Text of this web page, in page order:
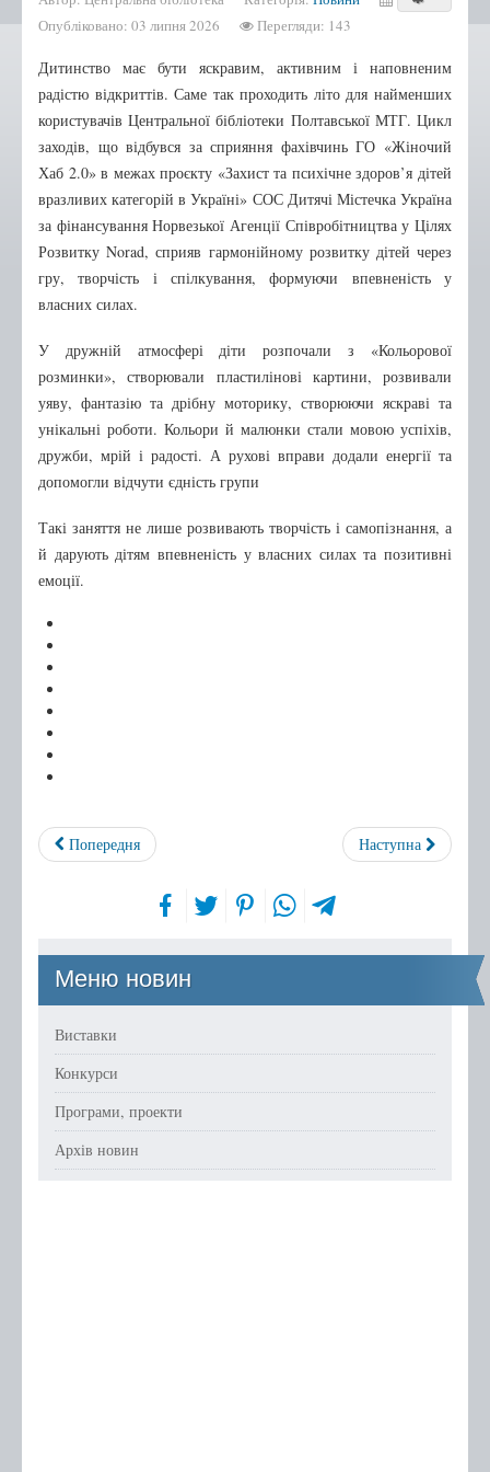
Бібліотека-філія №2
Бібліотека-філія №4
Бібліотека-філія №5
Бібліотека-філія №6
Бібліотека-філія №7
Бібліотека-філія №9
Бібліотека-філія №10
Бібліотека-філія №12
Нові надходження
Афіша
Відео
Про нас
Правила користування
Опубліковано: 03 липня 2026
Перегляди: 143
Дитинство має бути яскравим, активним і наповненим
радістю відкриттів. Саме так проходить літо для найменших
користувачів Центральної бібліотеки Полтавської МТГ. Цикл
заходів, що відбувся за сприяння фахівчинь ГО «Жіночий
Хаб 2.0» в межах проєкту «Захист та психічне здоров’я дітей
вразливих категорій в Україні» СОС Дитячі Містечка Україна
за фінансування Норвезької Агенції Співробітництва у Цілях
Розвитку Norad, сприяв гармонійному розвитку дітей через
гру, творчість і спілкування, формуючи впевненість у
власних силах.
У дружній атмосфері діти розпочали з «Кольорової
розминки», створювали пластилінові картини, розвивали
уяву, фантазію та дрібну моторику, створюючи яскраві та
унікальні роботи. Кольори й малюнки стали мовою успіхів,
дружби, мрій і радості. А рухові вправи додали енергії та
допомогли відчути єдність групи
Такі заняття не лише розвивають творчість і самопізнання, а
й дарують дітям впевненість у власних силах та позитивні
емоції.
Попередня Наступна
Меню новин
Виставки
Конкурси
Програми, проекти
Архів новин